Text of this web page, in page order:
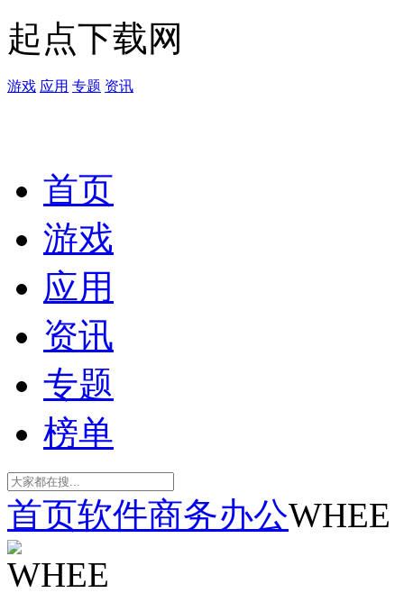
起点下载网
游戏 应用 专题 资讯
首页
游戏
应用
资讯
专题
榜单
首页软件商务办公WHEE